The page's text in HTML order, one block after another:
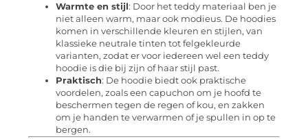
Warmte en stijl: Door het teddy materiaal ben je
niet alleen warm, maar ook modieus. De hoodies
komen in verschillende kleuren en stijlen, van
klassieke neutrale tinten tot felgekleurde
varianten, zodat er voor iedereen wel een teddy
hoodie is die bij zijn of haar stijl past.
Praktisch: De hoodie biedt ook praktische
voordelen, zoals een capuchon om je hoofd te
beschermen tegen de regen of kou, en zakken
om je handen te verwarmen of je spullen in op te
bergen.